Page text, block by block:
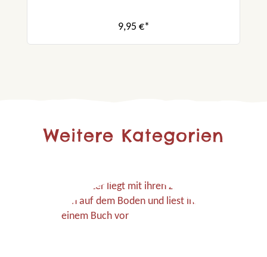
9,95 €*
Weitere Kategorien